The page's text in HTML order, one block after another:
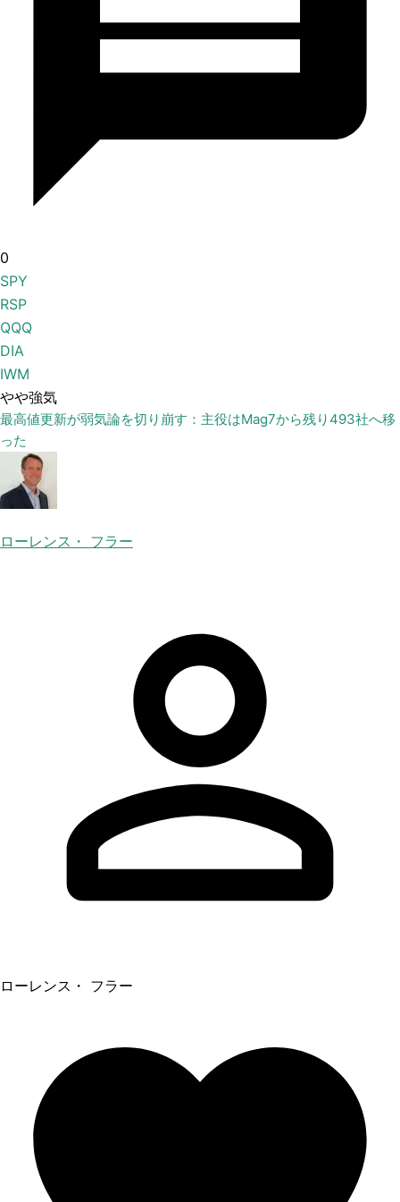
0
SPY
RSP
QQQ
DIA
IWM
やや強気
最高値更新が弱気論を切り崩す：主役はMag7から残り493社へ移
った
ローレンス・ フラー
ローレンス・ フラー